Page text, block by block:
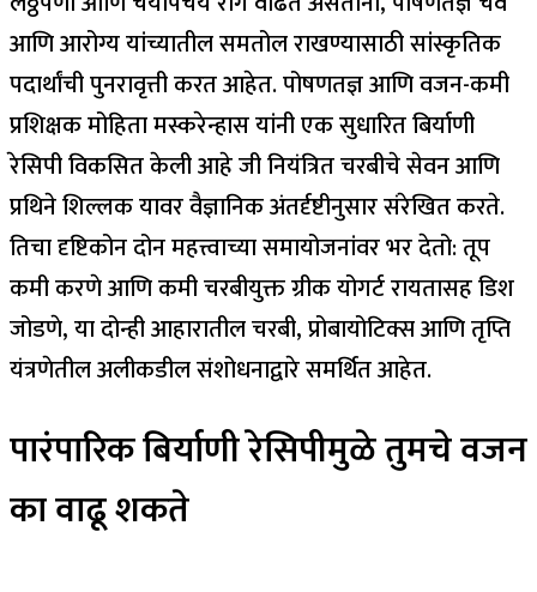
आणि आरोग्य यांच्यातील समतोल राखण्यासाठी सांस्कृतिक
पदार्थांची पुनरावृत्ती करत आहेत. पोषणतज्ञ आणि वजन-कमी
प्रशिक्षक मोहिता मस्करेन्हास यांनी एक सुधारित बिर्याणी
रेसिपी विकसित केली आहे जी नियंत्रित चरबीचे सेवन आणि
प्रथिने शिल्लक यावर वैज्ञानिक अंतर्दृष्टीनुसार संरेखित करते.
तिचा दृष्टिकोन दोन महत्त्वाच्या समायोजनांवर भर देतो: तूप
कमी करणे आणि कमी चरबीयुक्त ग्रीक योगर्ट रायतासह डिश
जोडणे, या दोन्ही आहारातील चरबी, प्रोबायोटिक्स आणि तृप्ति
यंत्रणेतील अलीकडील संशोधनाद्वारे समर्थित आहेत.
पारंपारिक बिर्याणी रेसिपीमुळे तुमचे वजन
का वाढू शकते